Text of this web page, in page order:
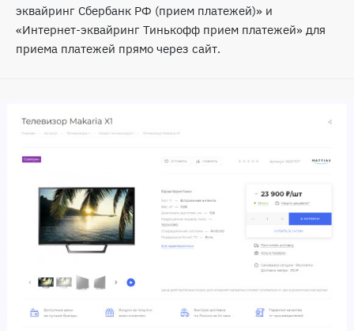
эквайринг Сбербанк РФ (прием платежей)» и
«Интернет-эквайринг Тинькофф прием платежей» для
приема платежей прямо через сайт.